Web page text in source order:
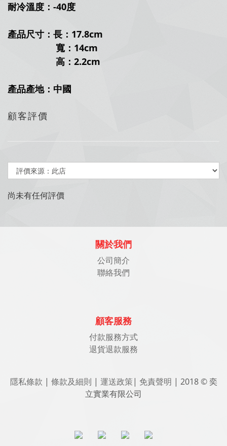
耐冷溫度：-40度
產品尺寸：長：17.8cm
寬：14cm
高：2.2cm
產品產地：中國
顧客評價
尚未有任何評價
關於我們
公司簡介
聯絡我們
顧客服務
付款服務方式
退貨退款服務
隱私條款 | 條款及細則 | 運送政策| 免責聲明 | 2018 © 奕
立實業有限公司